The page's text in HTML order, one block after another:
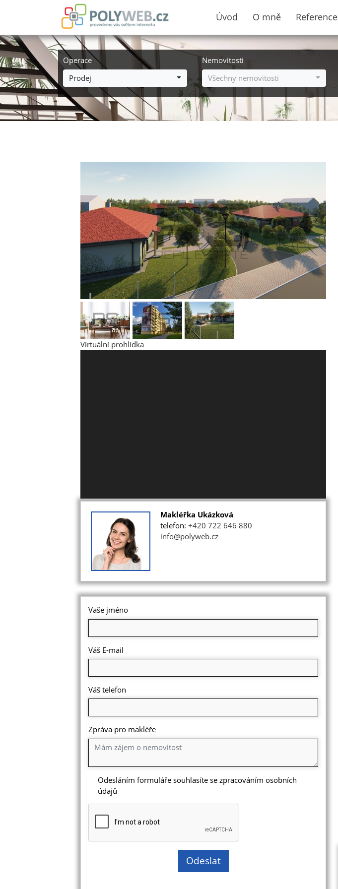
Úvod O mně Reference
Operace
Prodej
Nemovitosti
Všechny nemovitosti
Virtuální prohlídka
Makléřka Ukázková
telefon: +420 722 646 880
info@polyweb.cz
Vaše jméno
Váš E-mail
Váš telefon
Zpráva pro makléře
Odesláním formuláře souhlasíte se zpracováním osobních
údajů